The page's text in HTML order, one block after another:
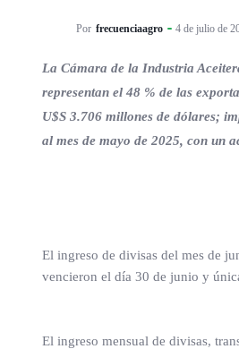
Por frecuenciaagro 4 de julio de
La Cámara de la Industria
representan el 48 % de las
U$S 3.706 millones de dólares;
al mes de mayo de 2025, con un
El ingreso de divisas del mes de
vencieron el día 30 de junio y
El ingreso mensual de divisas,